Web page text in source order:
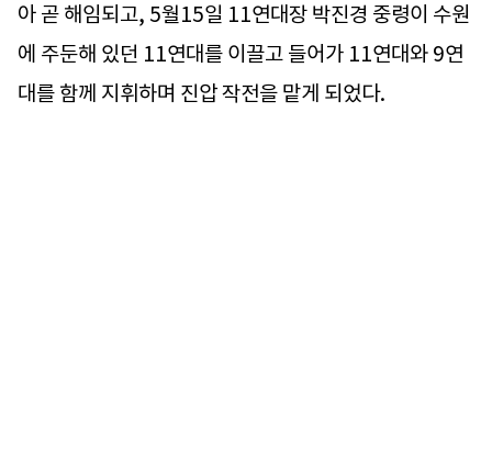
아 곧 해임되고, 5월15일 11연대장 박진경 중령이 수원
에 주둔해 있던 11연대를 이끌고 들어가 11연대와 9연
대를 함께 지휘하며 진압 작전을 맡게 되었다.